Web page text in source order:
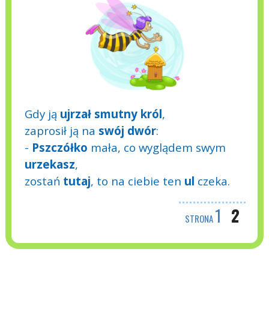
Gdy ją ujrzał smutny król,
zaprosił ją na swój dwór:
- Pszczółko mała, co wyglądem swym
urzekasz,
zostań tutaj, to na ciebie ten ul czeka.
STRONA1 2